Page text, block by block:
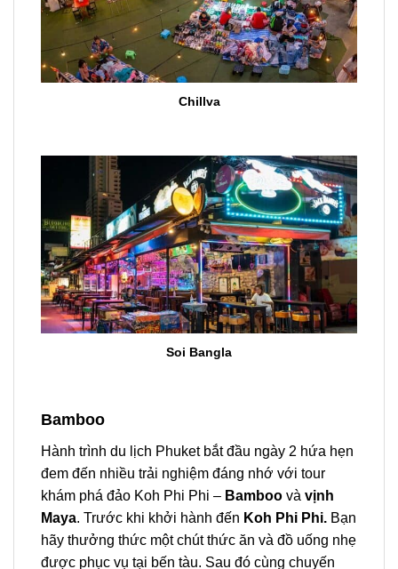
Chillva
Soi Bangla
Bamboo
Hành trình du lịch Phuketbắt đầu ngày 2 hứa hẹn
đem đến nhiều trải nghiệm đáng nhớ với tour
khám phá đảo Koh Phi Phi – Bamboo và vịnh
Maya. Trước khi khởi hành đến Koh Phi Phi. Bạn
hãy thưởng thức một chút thức ăn và đồ uống nhẹ
được phục vụ tại bến tàu. Sau đó cùng chuyến